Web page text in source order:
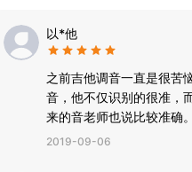
以*他
之前吉他调音一直是很苦
音，他不仅识别的很准，
来的音老师也说比较准确。
2019-09-06